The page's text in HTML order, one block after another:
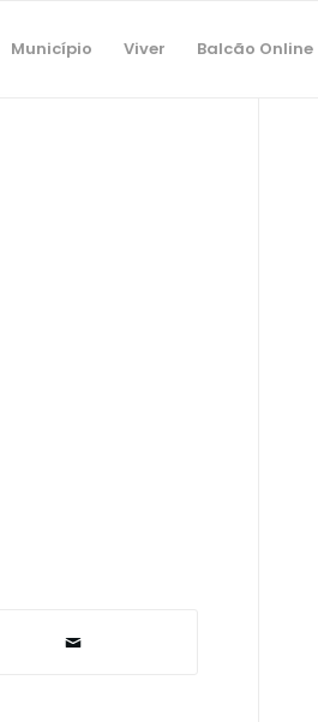
Município Viver Balcão Online